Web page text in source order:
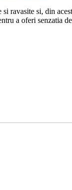
ravasite si, din
a oferi senzatia